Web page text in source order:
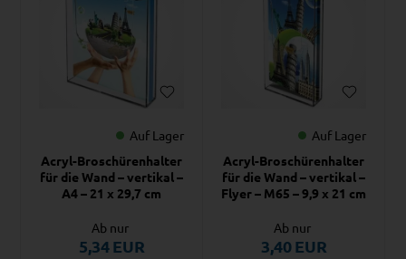
Auf Lager
Acryl-Broschürenhalter
für die Wand – vertikal –
A4 – 21 x 29,7 cm
Ab nur
5,34EUR
Auf Lager
Acryl-Broschürenhalter
für die Wand – vertikal –
Flyer – M65 – 9,9 x 21 cm
Ab nur
3,40EUR